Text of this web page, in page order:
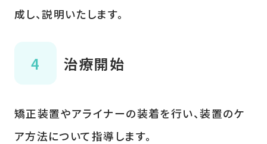
成し、説明いたします。
治療開始
矯正装置やアライナーの装着を行い、装置のケ
ア方法について指導します。